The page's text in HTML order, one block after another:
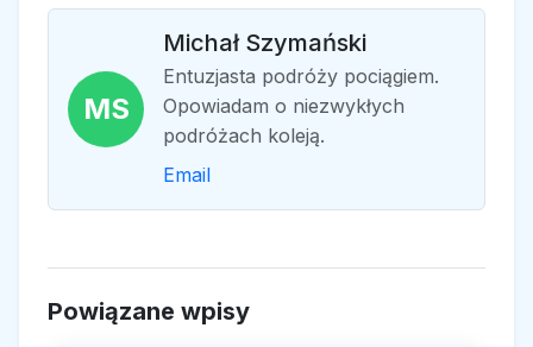
MS
Michał Szymański
Entuzjasta podróży pociągiem.
Opowiadam o niezwykłych
podróżach koleją.
Email
Powiązane wpisy